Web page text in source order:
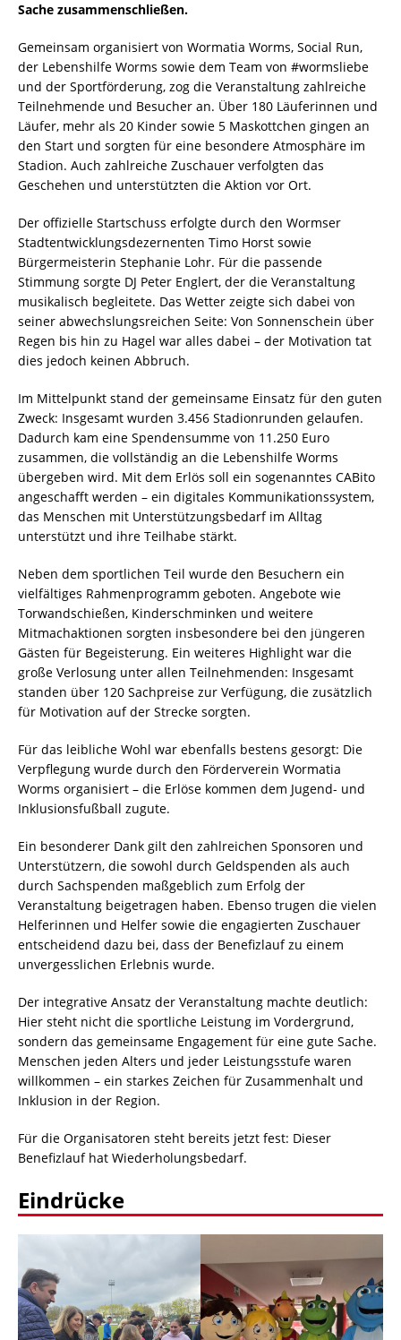
Sache zusammenschließen.
Gemeinsam organisiert von Wormatia Worms, Social Run,
der Lebenshilfe Worms sowie dem Team von #wormsliebe
und der Sportförderung, zog die Veranstaltung zahlreiche
Teilnehmende und Besucher an. Über 180 Läuferinnen und
Läufer, mehr als 20 Kinder sowie 5 Maskottchen gingen an
den Start und sorgten für eine besondere Atmosphäre im
Stadion. Auch zahlreiche Zuschauer verfolgten das
Geschehen und unterstützten die Aktion vor Ort.
Der offizielle Startschuss erfolgte durch den Wormser
Stadtentwicklungsdezernenten Timo Horst sowie
Bürgermeisterin Stephanie Lohr. Für die passende
Stimmung sorgte DJ Peter Englert, der die Veranstaltung
musikalisch begleitete. Das Wetter zeigte sich dabei von
seiner abwechslungsreichen Seite: Von Sonnenschein über
Regen bis hin zu Hagel war alles dabei – der Motivation tat
dies jedoch keinen Abbruch.
Im Mittelpunkt stand der gemeinsame Einsatz für den guten
Zweck: Insgesamt wurden 3.456 Stadionrunden gelaufen.
Dadurch kam eine Spendensumme von 11.250 Euro
zusammen, die vollständig an die Lebenshilfe Worms
übergeben wird. Mit dem Erlös soll ein sogenanntes CABito
angeschafft werden – ein digitales Kommunikationssystem,
das Menschen mit Unterstützungsbedarf im Alltag
unterstützt und ihre Teilhabe stärkt.
Neben dem sportlichen Teil wurde den Besuchern ein
vielfältiges Rahmenprogramm geboten. Angebote wie
Torwandschießen, Kinderschminken und weitere
Mitmachaktionen sorgten insbesondere bei den jüngeren
Gästen für Begeisterung. Ein weiteres Highlight war die
große Verlosung unter allen Teilnehmenden: Insgesamt
standen über 120 Sachpreise zur Verfügung, die zusätzlich
für Motivation auf der Strecke sorgten.
Für das leibliche Wohl war ebenfalls bestens gesorgt: Die
Verpflegung wurde durch den Förderverein Wormatia
Worms organisiert – die Erlöse kommen dem Jugend- und
Inklusionsfußball zugute.
Ein besonderer Dank gilt den zahlreichen Sponsoren und
Unterstützern, die sowohl durch Geldspenden als auch
durch Sachspenden maßgeblich zum Erfolg der
Veranstaltung beigetragen haben. Ebenso trugen die vielen
Helferinnen und Helfer sowie die engagierten Zuschauer
entscheidend dazu bei, dass der Benefizlauf zu einem
unvergesslichen Erlebnis wurde.
Der integrative Ansatz der Veranstaltung machte deutlich:
Hier steht nicht die sportliche Leistung im Vordergrund,
sondern das gemeinsame Engagement für eine gute Sache.
Menschen jeden Alters und jeder Leistungsstufe waren
willkommen – ein starkes Zeichen für Zusammenhalt und
Inklusion in der Region.
Für die Organisatoren steht bereits jetzt fest: Dieser
Benefizlauf hat Wiederholungsbedarf.
Eindrücke